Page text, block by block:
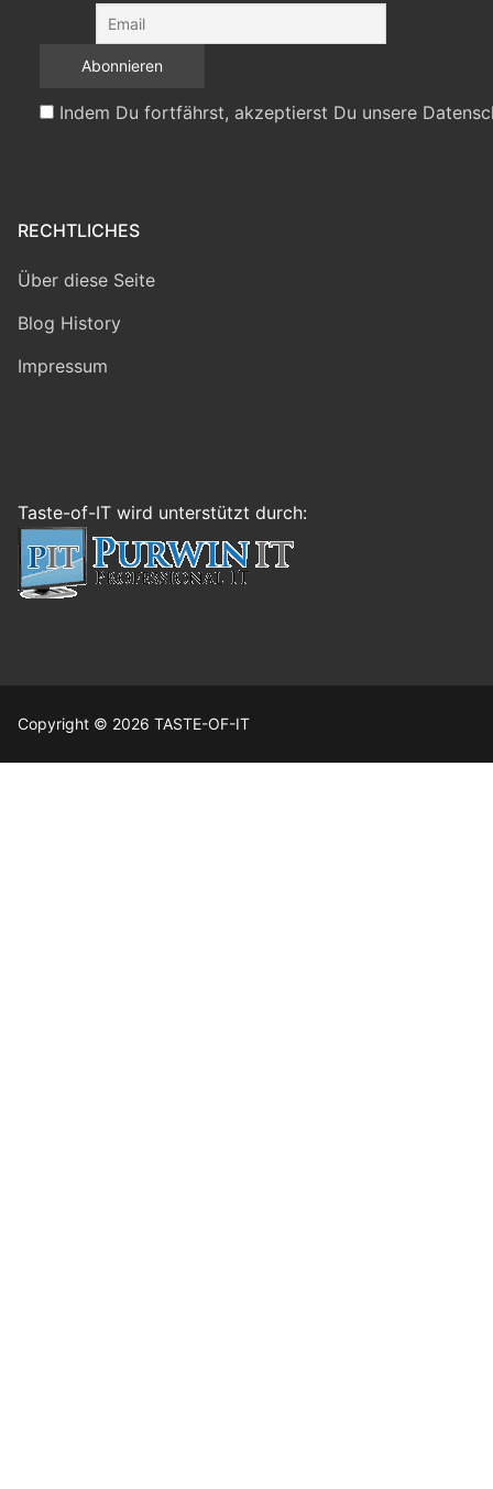
Indem Du fortfährst, akzeptierst Du unsere
RECHTLICHES
Über diese Seite
Blog History
Impressum
Taste-of-IT wird unterstützt durch:
Copyright © 2026 TASTE-OF-IT